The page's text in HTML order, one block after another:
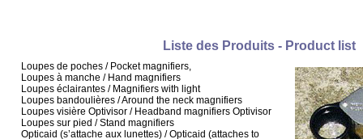
Liste des Produits - Product list
Loupes de poches / Pocket magnifiers,
Loupes à manche / Hand magnifiers
Loupes éclairantes / Magnifiers with light
Loupes bandoulières / Around the neck magnifiers
Loupes visière Optivisor / Headband magnifiers Optivisor
Loupes sur pied / Stand magnifiers
Opticaid (s’attache aux lunettes) / Opticaid (attaches to